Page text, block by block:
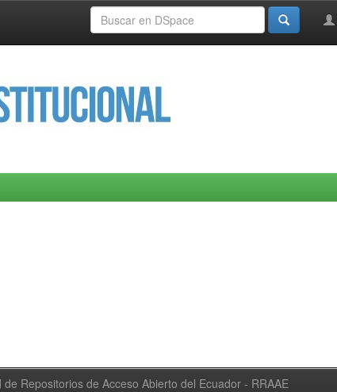
Repositorios de Acceso Abierto del Ecuador - RRAAE